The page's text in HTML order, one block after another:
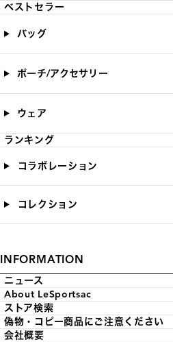
ベストセラー
バッグ
ポーチ/アクセサリー
ウェア
ランキング
コラボレーション
コレクション
INFORMATION
ニュース
About LeSportsac
ストア検索
偽物・コピー商品にご注意ください
会社概要